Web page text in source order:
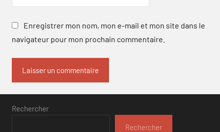
Enregistrer mon nom, mon e-mail et mon site dans le
navigateur pour mon prochain commentaire.
Rechercher
Rechercher